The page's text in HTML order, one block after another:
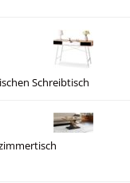
Schreibtisch